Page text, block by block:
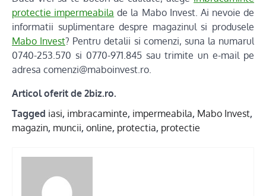
protectie impermeabila de la Mabo Invest. Ai nevoie de
informatii suplimentare despre magazinul si produsele
Mabo Invest? Pentru detalii si comenzi, suna la numarul
0740-253.570 si 0770-971.845 sau trimite un e-mail pe
adresa comenzi@maboinvest.ro.
Articol oferit de 2biz.ro.
Tagged iasi, imbracaminte, impermeabila, Mabo Invest,
magazin, muncii, online, protectia, protectie